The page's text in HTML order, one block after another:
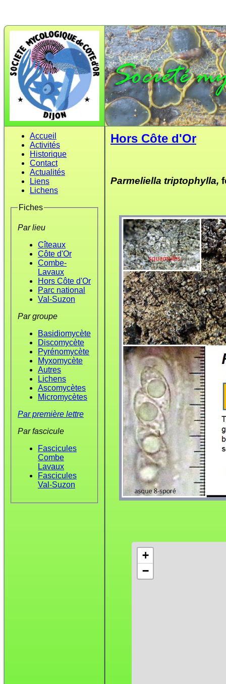
Accueil
Activités
Historique
Contact
Actualités
Liens
Lichens
Fiches
Par lieu
Cîteaux
Côte d'Or
Combe-
Lavaux
Hors Côte d'Or
Parc national
Val-Suzon
Par groupe
Basidiomycète
Discomycète
Pyrénomycète
Myxomycète
Autres
Lichens
Ascomycètes
Micromycètes
Par première lettre
Par fascicule
Fascicules
Combe
Lavaux
Fascicules
Val-Suzon
Hors Côte d'Or
Parmeliella triptophylla,
+
−